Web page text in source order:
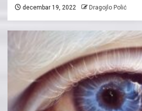
decembar 19, 2022 Dragojlo Polić